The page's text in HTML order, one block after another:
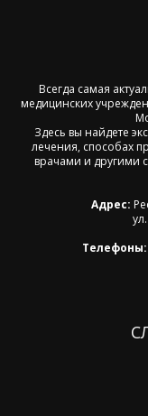
Всегда самая
медицинских
Здесь вы найдете
лечения, способах
врачами и другими
Адрес:
Телефоны: